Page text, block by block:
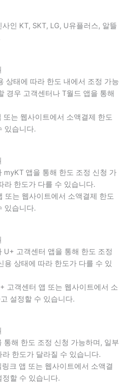
인 KT, SKT, LG, U유플러스, 알뜰
상태에 따라 한도 내에서 조정 가능
경우 고객센터나 T월드 앱을 통해
또는 웹사이트에서 소액결제 한도
있습니다.
myKT 앱을 통해 한도 조정 신청 가
라 한도가 다를 수 있습니다.
또는 웹사이트에서 소액결제 한도
있습니다.
U+ 고객센터 앱을 통해 한도 조정
용 상태에 따라 한도가 다를 수 있
고객센터 앱 또는 웹사이트에서 소
설정할 수 있습니다.
통해 한도 조정 신청 가능하며, 일부
한도가 달라질 수 있습니다.
링크 앱 또는 웹사이트에서 소액결
할 수 있습니다.